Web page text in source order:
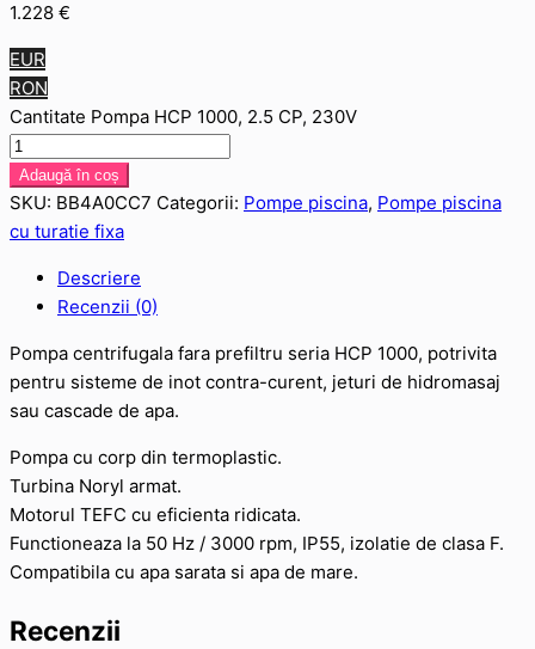
1.228 €
EUR
RON
Cantitate Pompa HCP 1000, 2.5 CP, 230V
Adaugă în coș
SKU: BB4A0CC7 Categorii: Pompe piscina, Pompe piscina
cu turatie fixa
Descriere
Recenzii (0)
Pompa centrifugala fara prefiltru seria HCP 1000, potrivita
pentru sisteme de inot contra-curent, jeturi de hidromasaj
sau cascade de apa.
Pompa cu corp din termoplastic.
Turbina Noryl armat.
Motorul TEFC cu eficienta ridicata.
Functioneaza la 50 Hz / 3000 rpm, IP55, izolatie de clasa F.
Compatibila cu apa sarata si apa de mare.
Recenzii